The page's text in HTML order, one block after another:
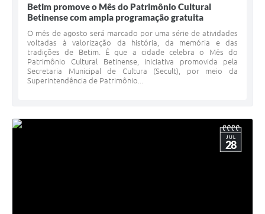
Betim promove o Mês do Patrimônio Cultural
Betinense com ampla programação gratuita
O mês de agosto será marcado por uma série de atividades
voltadas à valorização da história, da memória e das
tradições de Betim. É que a cidade celebra o Mês do
Patrimônio Cultural Betinense, iniciativa promovida pela
Secretaria Municipal de Cultura (Secult), por meio da
Superintendência de Patrimônio...
JUL
28